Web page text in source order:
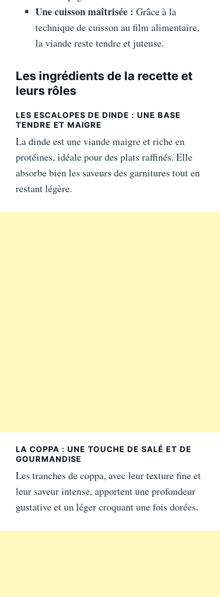
Une cuisson maîtrisée : Grâce à la
technique de cuisson au film alimentaire,
la viande reste tendre et juteuse.
Les ingrédients de la recette et
leurs rôles
LES ESCALOPES DE DINDE : UNE BASE
TENDRE ET MAIGRE
La dinde est une viande maigre et riche en
protéines, idéale pour des plats raffinés. Elle
absorbe bien les saveurs des garnitures tout en
restant légère.
LA COPPA : UNE TOUCHE DE SALÉ ET DE
GOURMANDISE
Les tranches de coppa, avec leur texture fine et
leur saveur intense, apportent une profondeur
gustative et un léger croquant une fois dorées.